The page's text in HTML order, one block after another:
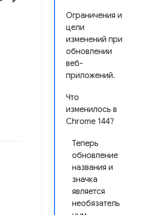
Ограничения и
цели
изменений при
обновлении
веб-
приложений.
Что
изменилось в
Chrome 144?
Теперь
обновление
названия и
значка
является
необязатель